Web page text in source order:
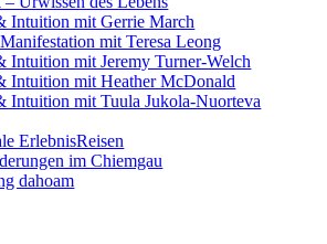
Intuition mit Gerrie March
mit Teresa Leong
Intuition mit Jeremy Turner-Welch
Intuition mit Heather McDonald
Intuition mit Tuula Jukola-Nuorteva
ErlebnisReisen
im Chiemgau
dahoam